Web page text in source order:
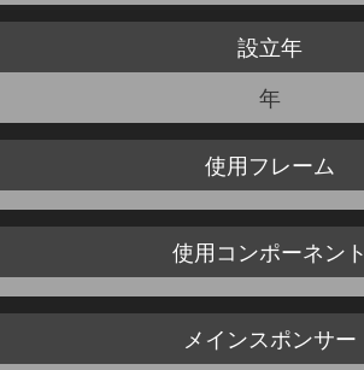
設立年
年
使用フレーム
使用コンポーネント
メインスポンサー